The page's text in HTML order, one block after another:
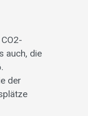
auch, die
der